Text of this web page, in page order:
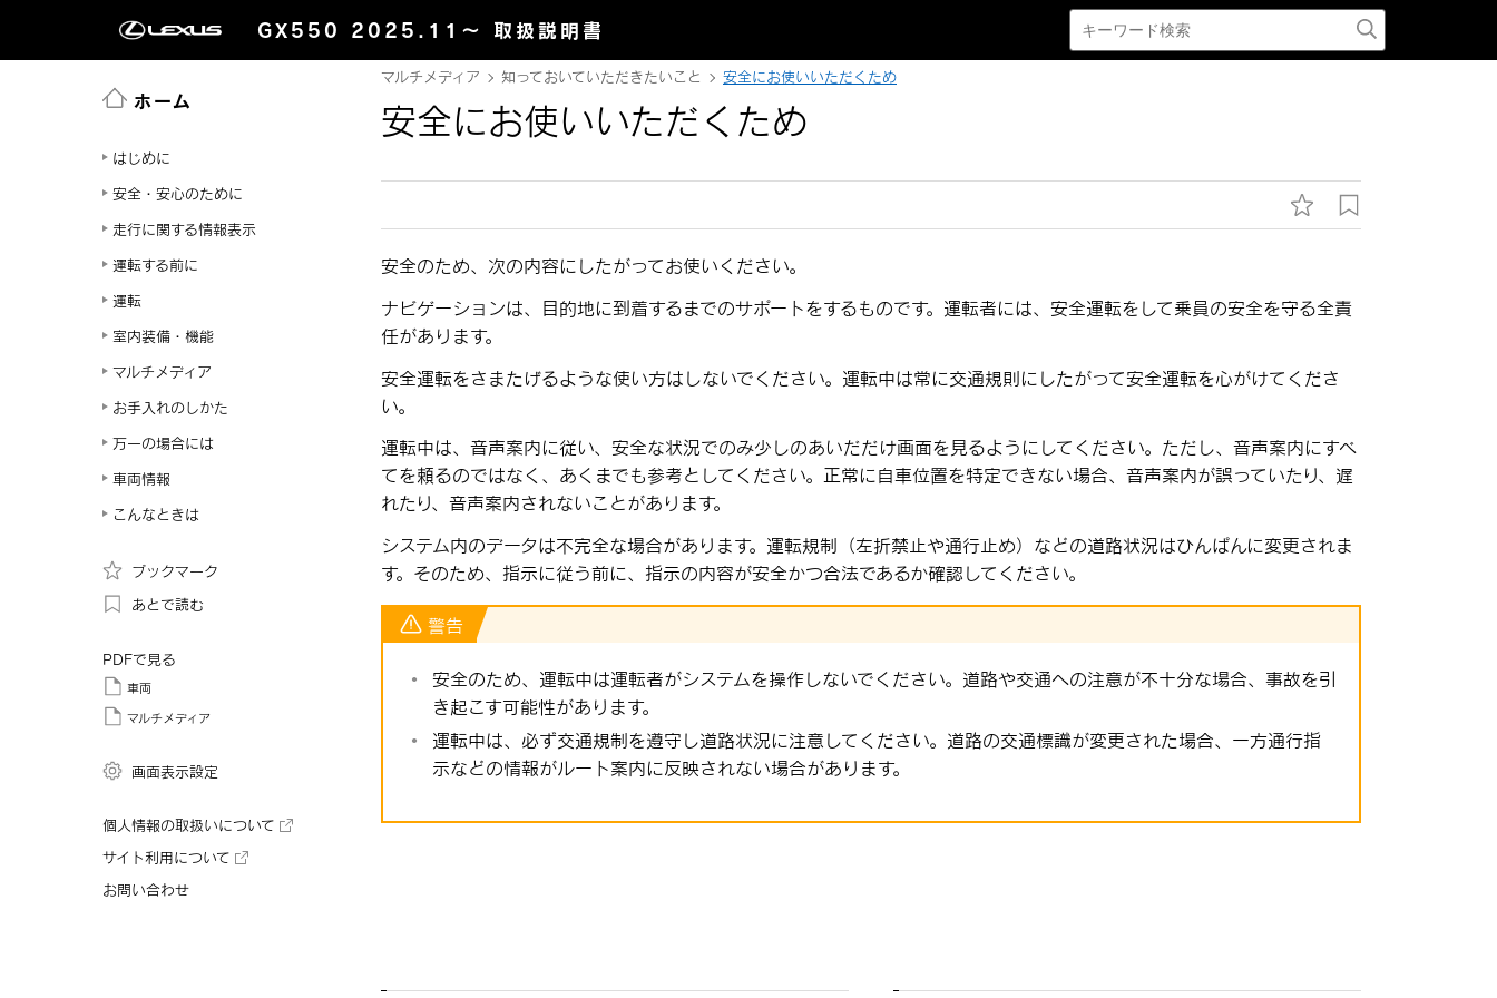
GX550 2025.11～ 取扱説明書
ホーム
はじめに
安全・安心のために
走行に関する情報表示
運転する前に
運転
室内装備・機能
マルチメディア
お手入れのしかた
万一の場合には
車両情報
こんなときは
ブックマーク
あとで読む
PDFで見る
車両
マルチメディア
画面表示設定
個人情報の取扱いについて
サイト利用について
お問い合わせ
マルチメディア 知っておいていただきたいこと 安全にお使いいただくため
安全にお使いいただくため
安全のため、次の内容にしたがってお使いください。
ナビゲーションは、目的地に到着するまでのサポートをするものです。運転者には、安全運転をして乗員の安全を守る全責
任があります。
安全運転をさまたげるような使い方はしないでください。運転中は常に交通規則にしたがって安全運転を心がけてくださ
い。
運転中は、音声案内に従い、安全な状況でのみ少しのあいだだけ画面を見るようにしてください。ただし、音声案内にすべ
てを頼るのではなく、あくまでも参考としてください。正常に自車位置を特定できない場合、音声案内が誤っていたり、遅
れたり、音声案内されないことがあります。
システム内のデータは不完全な場合があります。運転規制（左折禁止や通行止め）などの道路状況はひんぱんに変更されま
す。そのため、指示に従う前に、指示の内容が安全かつ合法であるか確認してください。
警告
安全のため、運転中は運転者がシステムを操作しないでください。道路や交通への注意が不十分な場合、事故を引
き起こす可能性があります。
運転中は、必ず交通規制を遵守し道路状況に注意してください。道路の交通標識が変更された場合、一方通行指
示などの情報がルート案内に反映されない場合があります。